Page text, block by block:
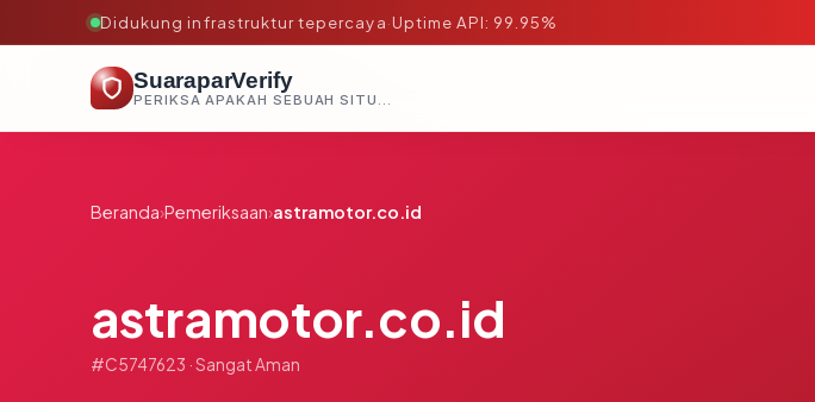
Didukung infrastruktur tepercaya·Uptime API: 99.95%
SuaraparVerify
PERIKSA APAKAH SEBUAH SITUS AMAN, TEPERCAYA, DAN TERVERIFIKASI DALAM HITUNGAN DETIK.
Beranda›Pemeriksaan›astramotor.co.id
astramotor.co.id
#C5747623 · Sangat Aman